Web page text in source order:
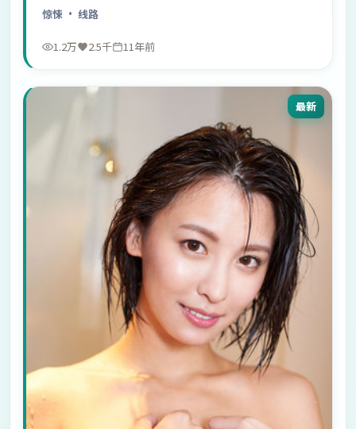
惊悚 · 线路
1.2万 2.5千 11年前
最新